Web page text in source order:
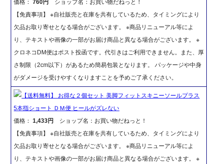
価格：760円
ショップ名：お買い物だねっと！
【免責事項】 ※自社販売と在庫を共有しているため、タイミングにより
欠品お取り寄せとなる場合がございます。 ※商品リニューアル等によ
り、テキストや画像の一部がお届け商品と異なる場合がございます。 ※
クロネコDM便はポスト投函です。代引きはご利用できません。また、厚
さ制限（2cm以下）があるため簡易包装となります。 パッケージや中身
がダメージを受けやすくなりますことを予めご了承ください。
【送料無料】 お得な２個セット 美脚フィットスキニーソールプラス
5本指ショート ＤＭ便 ヒールがズレない
価格：1,433円
ショップ名：お買い物だねっと！
【免責事項】 ※自社販売と在庫を共有しているため、タイミングにより
欠品お取り寄せとなる場合がございます。 ※商品リニューアル等によ
り、テキストや画像の一部がお届け商品と異なる場合がございます。 ※